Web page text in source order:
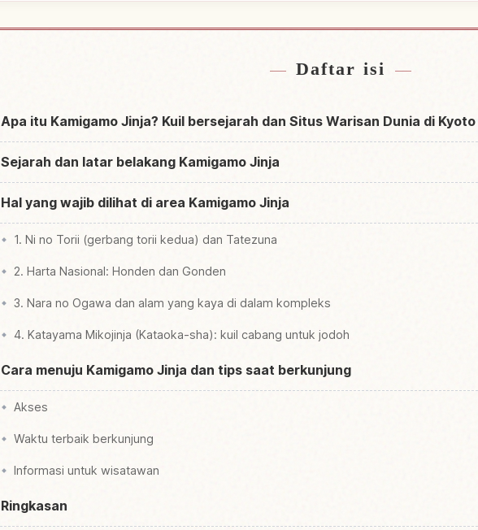
Daftar isi
Apa itu Kamigamo Jinja? Kuil bersejarah dan Situs Warisan Dunia di Kyoto
Sejarah dan latar belakang Kamigamo Jinja
Hal yang wajib dilihat di area Kamigamo Jinja
1. Ni no Torii (gerbang torii kedua) dan Tatezuna
2. Harta Nasional: Honden dan Gonden
3. Nara no Ogawa dan alam yang kaya di dalam kompleks
4. Katayama Mikojinja (Kataoka-sha): kuil cabang untuk jodoh
Cara menuju Kamigamo Jinja dan tips saat berkunjung
Akses
Waktu terbaik berkunjung
Informasi untuk wisatawan
Ringkasan